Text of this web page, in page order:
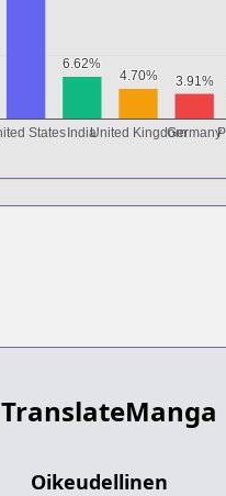
TranslateManga
Oikeudellinen